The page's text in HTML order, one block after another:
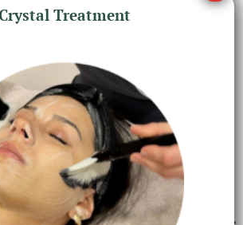
zachtjes te verspreiden.
PRODUCTEN
Treatment